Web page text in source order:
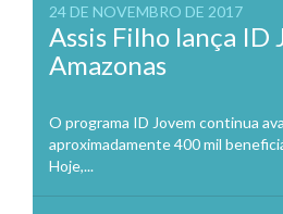
24 DE NOVEMBRO DE 2017
Assis Filho lança ID
Amazonas
O programa ID Jovem continua
aproximadamente 400 mil
Hoje,...